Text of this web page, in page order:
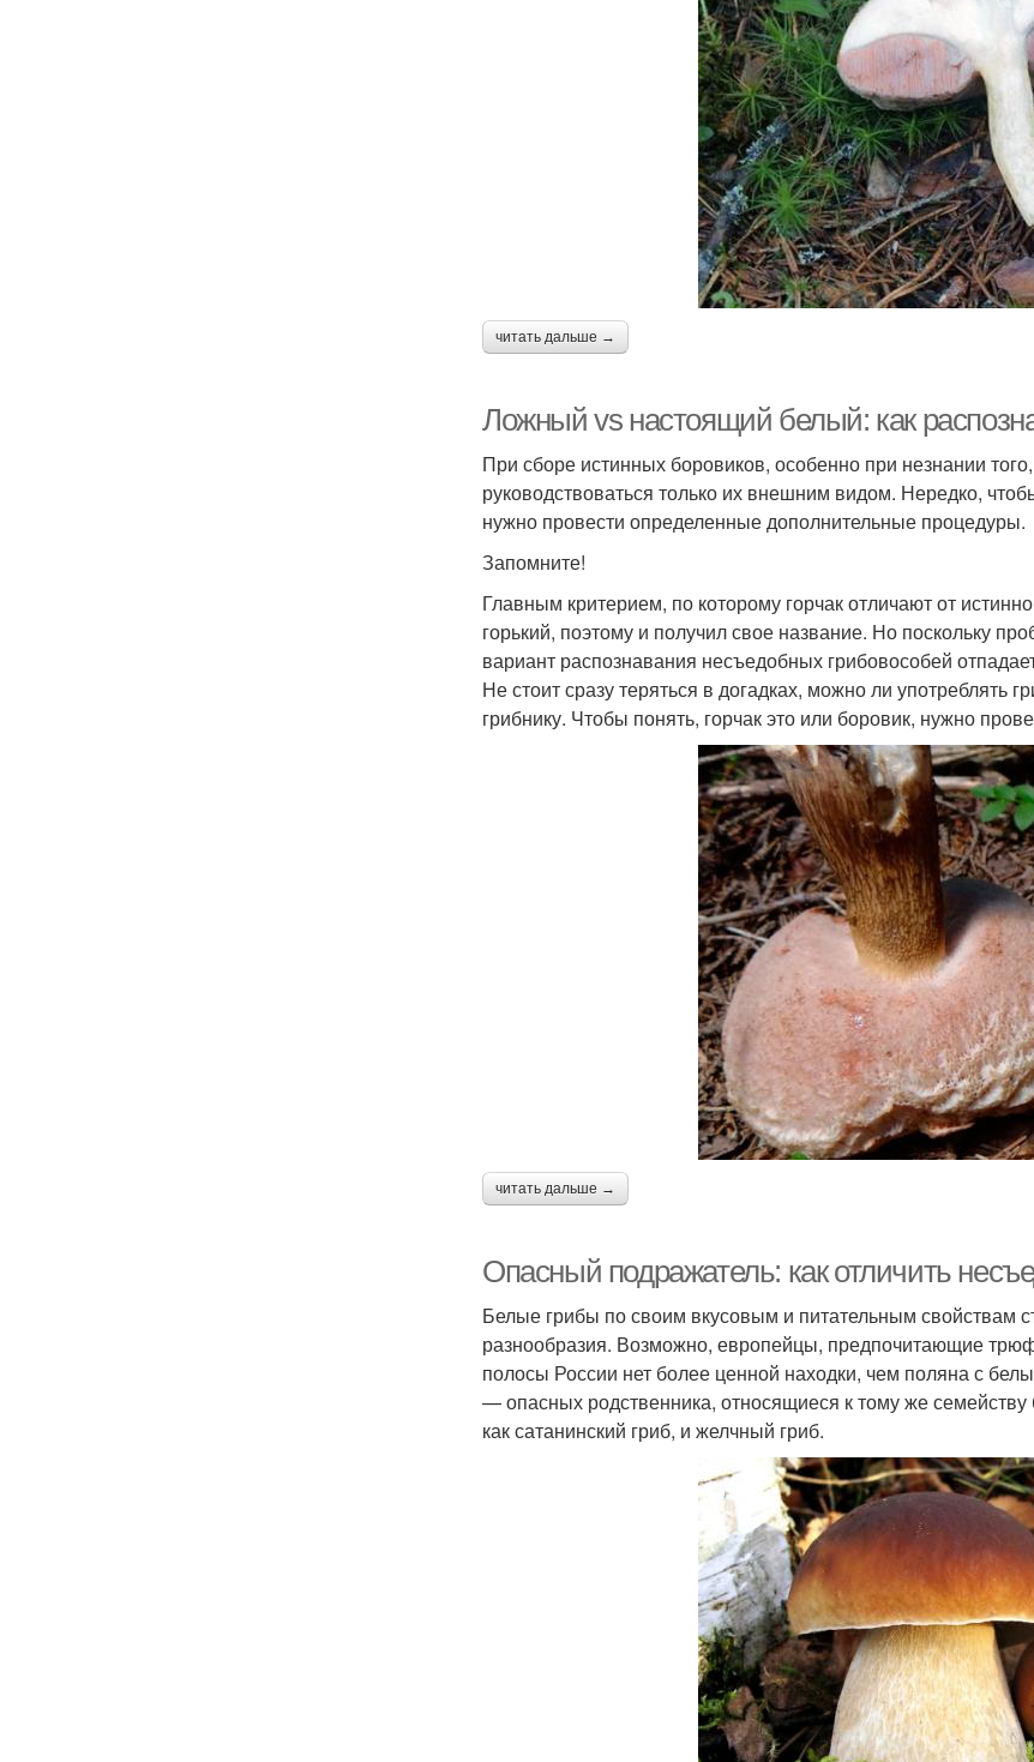
читать дальше →
Ложный vs настоящий белый: как
При сборе истинных боровиков, особенно при незнании
руководствоваться только их внешним видом. Нередко,
нужно провести определенные дополнительные процедуры.
Запомните!
Главным критерием, по которому горчак отличают от
горький, поэтому и получил свое название. Но поскольку
вариант распознавания несъедобных грибовособей
Не стоит сразу теряться в догадках, можно ли употреблять
грибнику. Чтобы понять, горчак это или боровик, нужно
читать дальше →
Опасный подражатель: как отличить
Белые грибы по своим вкусовым и питательным свойствам
разнообразия. Возможно, европейцы, предпочитающие
полосы России нет более ценной находки, чем поляна с
— опасных родственника, относящиеся к тому же
как сатанинский гриб, и желчный гриб.